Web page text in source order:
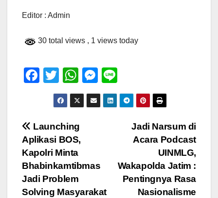
Editor : Admin
30 total views , 1 views today
F
e
b
o
o
k
T
wi
tt
er
W
h
at
s
A
p
M
e
ss
er
n
e
Navigasi
pos
Jadi Narsum di
Acara Podcast
UINMLG,
Wakapolda Jatim :
Pentingnya Rasa
Nasionalisme
Launching
Aplikasi BOS,
Kapolri Minta
Bhabinkamtibmas
Jadi Problem
Solving Masyarakat